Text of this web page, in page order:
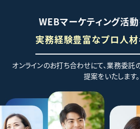
WEBマーケティング活
実務経験豊富なプロ人材
オンラインのお打ち合わせにて、業務委
提案をいたします。